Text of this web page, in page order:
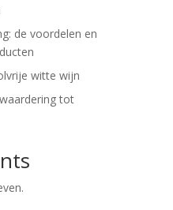
de voordelen en
witte wijn
tot